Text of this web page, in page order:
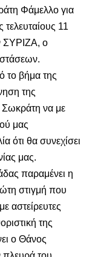
Φάμελλο για
11
ΣΥΡΙΖΑ, ο
το βήμα της
της
Σωκράτη να με
μας
ότι θα συνεχίσει
μας.
παραμένει η
στιγμή που
αστείρευτες
της
ο Θάνος